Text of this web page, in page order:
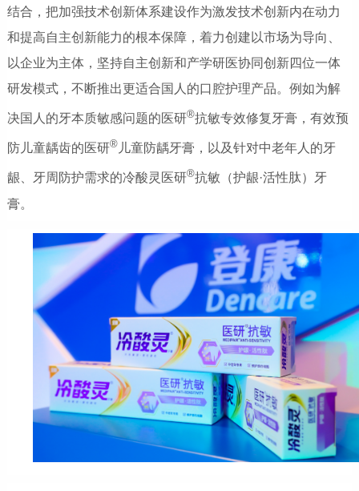
结合，把加强技术创新体系建设作为激发技术创新内在动力
和提高自主创新能力的根本保障，着力创建以市场为导向、
以企业为主体，坚持自主创新和产学研医协同创新四位一体
研发模式，不断推出更适合国人的口腔护理产品。例如为解
决国人的牙本质敏感问题的医研®抗敏专效修复牙膏，有效预
防儿童龋齿的医研®儿童防龋牙膏，以及针对中老年人的牙
龈、牙周防护需求的冷酸灵医研®抗敏（护龈·活性肽）牙
膏。